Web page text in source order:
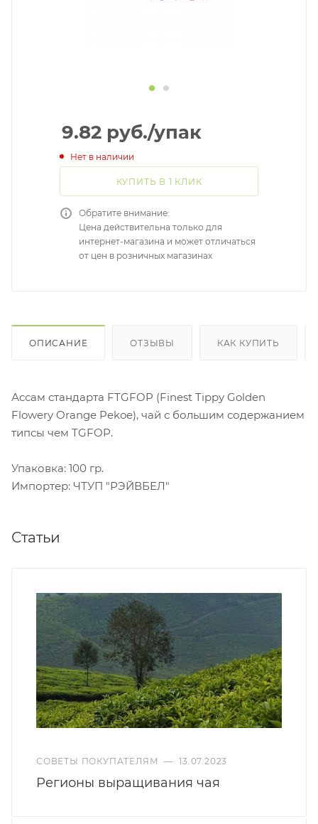
9.82 руб./упак
Нет в наличии
КУПИТЬ В 1 КЛИК
Обратите внимание:
Цена действительна только для
интернет-магазина и может отличаться
от цен в розничных магазинах
ОПИСАНИЕ ОТЗЫВЫ КАК КУПИТЬ
Ассам стандарта FTGFOP (Finest Tippy Golden
Flowery Orange Pekoe), чай с большим содержанием
типсы чем TGFOP.
Упаковка: 100 гр.
Импортер: ЧТУП "РЭЙВБЕЛ"
Статьи
СОВЕТЫ ПОКУПАТЕЛЯМ — 13.07.2023
Регионы выращивания чая